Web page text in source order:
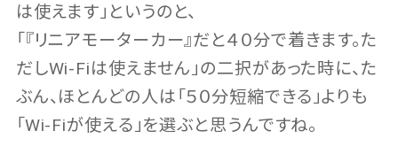
は使えます」というのと、
「『リニアモーターカー』だと４０分で着きます。た
だしWi-Fiは使えません」の二択があった時に、た
ぶん、ほとんどの人は「５０分短縮できる」よりも
「Wi-Fiが使える」を選ぶと思うんですね。